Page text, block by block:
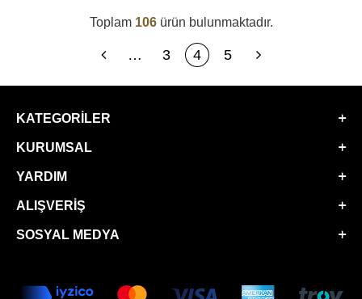
Toplam 106ürün bulunmaktadır.
… 3 4 5
KATEGORILER
KURUMSAL
YARDIM
ALIŞVERIŞ
SOSYAL MEDYA